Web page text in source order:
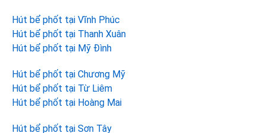
Hút bể phốt tại Vĩnh Phúc
Hút bể phốt tại Thanh Xuân
Hút bể phốt tại Mỹ Đình
Hút bể phốt tại Chương Mỹ
Hút bể phốt tại Từ Liêm
Hút bể phốt tại Hoàng Mai
Hút bể phốt tại Sơn Tây